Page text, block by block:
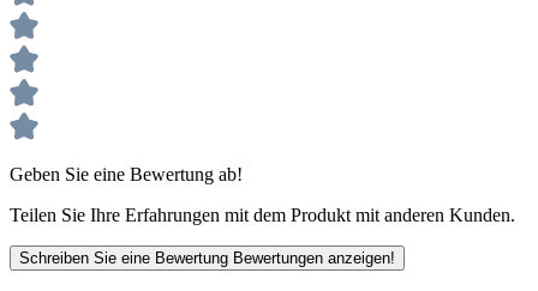
Geben Sie eine Bewertung ab!
Teilen Sie Ihre Erfahrungen mit dem Produkt mit anderen Kunden.
Schreiben Sie eine Bewertung Bewertungen anzeigen!